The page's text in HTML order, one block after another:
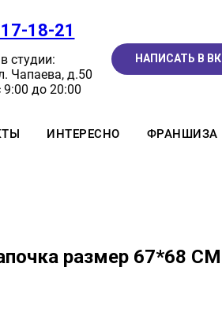
18-21
студии:
Чапаева, д.50
до 20:00
НАПИСАТЬ В ВК
ИНТЕРЕСНО ФРАНШИЗА
размер 67*68 СМ